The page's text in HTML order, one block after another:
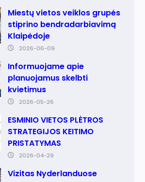
Miestų vietos veiklos grupės
stiprino bendradarbiavimą
Klaipėdoje
2026-06-09
Informuojame apie
planuojamus skelbti
kvietimus
2026-05-26
ESMINIO VIETOS PLĖTROS
STRATEGIJOS KEITIMO
PRISTATYMAS
2026-04-29
Vizitas Nyderlanduose